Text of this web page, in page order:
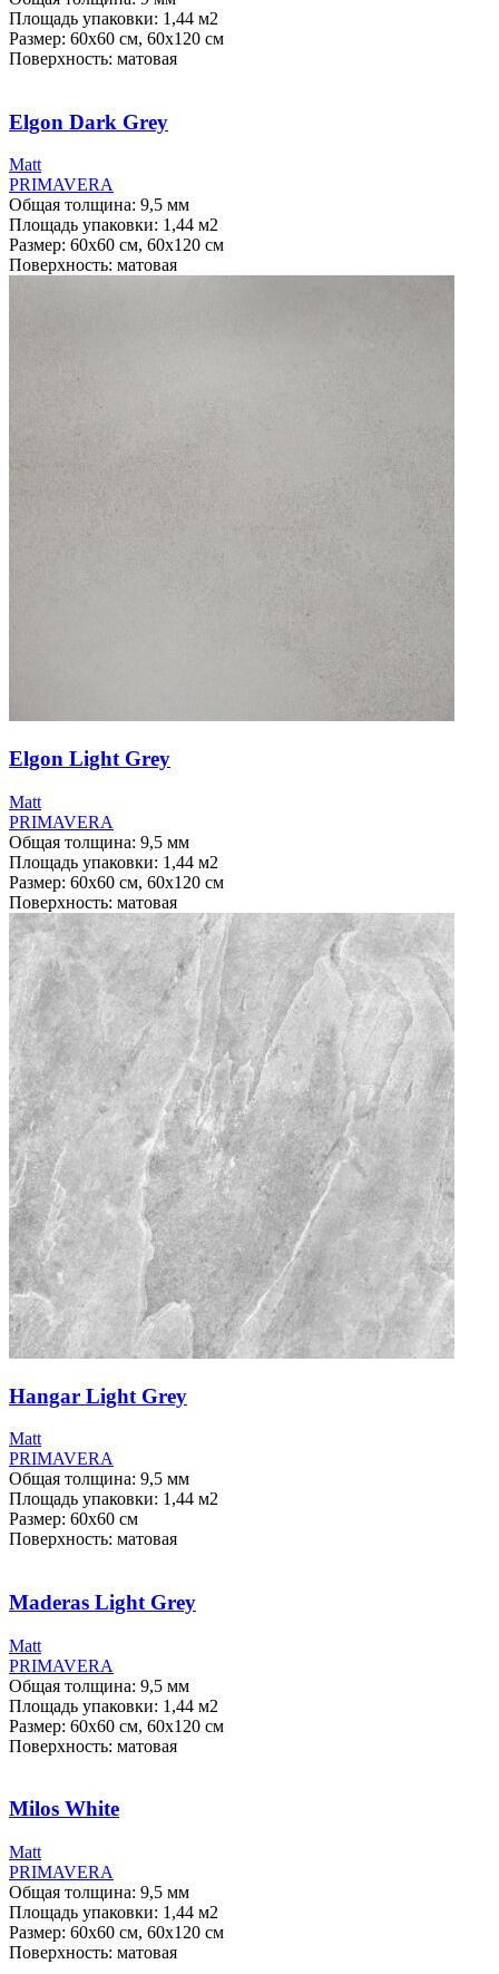
Площадь упаковки: 1,44 м2
Размер: 60x60 см, 60х120 см
Поверхность: матовая
Elgon Dark Grey
Мatt
PRIMAVERA
Общая толщина: 9,5 мм
Площадь упаковки: 1,44 м2
Размер: 60х60 см, 60х120 см
Поверхность: матовая
Elgon Light Grey
Мatt
PRIMAVERA
Общая толщина: 9,5 мм
Площадь упаковки: 1,44 м2
Размер: 60х60 см, 60х120 см
Поверхность: матовая
Hangar Light Grey
Мatt
PRIMAVERA
Общая толщина: 9,5 мм
Площадь упаковки: 1,44 м2
Размер: 60х60 см
Поверхность: матовая
Maderas Light Grey
Мatt
PRIMAVERA
Общая толщина: 9,5 мм
Площадь упаковки: 1,44 м2
Размер: 60х60 см, 60х120 см
Поверхность: матовая
Milos White
Мatt
PRIMAVERA
Общая толщина: 9,5 мм
Площадь упаковки: 1,44 м2
Размер: 60х60 см, 60х120 см
Поверхность: матовая